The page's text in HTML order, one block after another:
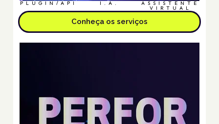
PLUGIN/API I.A. ASSISTENTE
VIRTUAL
Conheça os serviços